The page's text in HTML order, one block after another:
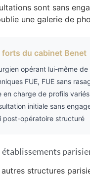
sont sans
une galerie de
forts du cabinet Benet
opérant lui-même de
FUE, FUE sans
en charge de profils
initiale sans
post-opératoire structuré
établissements
autres structures